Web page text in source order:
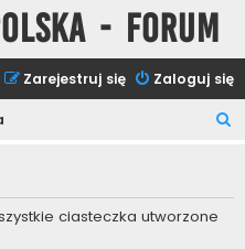
- Forum
Zaloguj się
Zarejestruj się
k
ciasteczka utworzone